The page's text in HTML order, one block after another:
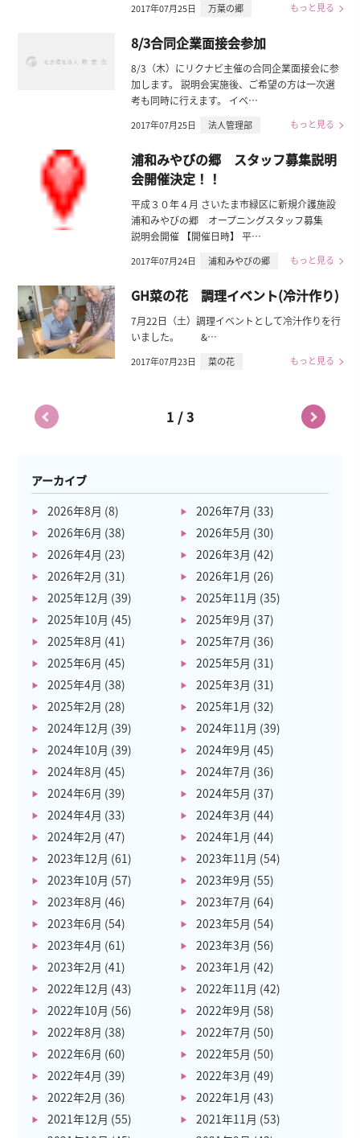
2017年07月25日 万葉の郷 もっと見る
8/3合同企業面接会参加
8/3（木）にリクナビ主催の合同企業面接会に参
加します。 説明会実施後、ご希望の方は一次選
考も同時に行えます。 イベ…
2017年07月25日 法人管理部 もっと見る
浦和みやびの郷 スタッフ募集説明
会開催決定！！
平成３０年４月 さいたま市緑区に新規介護施設
浦和みやびの郷 オープニングスタッフ募集
説明会開催 【開催日時】 平…
2017年07月24日 浦和みやびの郷 もっと見る
GH菜の花 調理イベント(冷汁作り)
7月22日（土）調理イベントとして冷汁作りを行
いました。 &…
2017年07月23日 菜の花 もっと見る
1 / 3
アーカイブ
2026年8月 (8) 2026年7月 (33)
2026年6月 (38) 2026年5月 (30)
2026年4月 (23) 2026年3月 (42)
2026年2月 (31) 2026年1月 (26)
2025年12月 (39) 2025年11月 (35)
2025年10月 (45) 2025年9月 (37)
2025年8月 (41) 2025年7月 (36)
2025年6月 (45) 2025年5月 (31)
2025年4月 (38) 2025年3月 (31)
2025年2月 (28) 2025年1月 (32)
2024年12月 (39) 2024年11月 (39)
2024年10月 (39) 2024年9月 (45)
2024年8月 (45) 2024年7月 (36)
2024年6月 (39) 2024年5月 (37)
2024年4月 (33) 2024年3月 (44)
2024年2月 (47) 2024年1月 (44)
2023年12月 (61) 2023年11月 (54)
2023年10月 (57) 2023年9月 (55)
2023年8月 (46) 2023年7月 (64)
2023年6月 (54) 2023年5月 (54)
2023年4月 (61) 2023年3月 (56)
2023年2月 (41) 2023年1月 (42)
2022年12月 (43) 2022年11月 (42)
2022年10月 (56) 2022年9月 (58)
2022年8月 (38) 2022年7月 (50)
2022年6月 (60) 2022年5月 (50)
2022年4月 (39) 2022年3月 (49)
2022年2月 (36) 2022年1月 (43)
2021年12月 (55) 2021年11月 (53)